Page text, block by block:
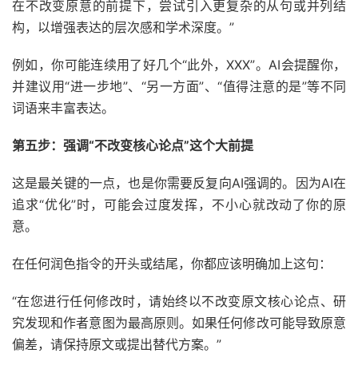
在不改变原意的前提下，尝试引入更复杂的从句或并列结
构，以增强表达的层次感和学术深度。”
例如，你可能连续用了好几个“此外，XXX”。AI会提醒你，
并建议用“进一步地”、“另一方面”、“值得注意的是”等不同
词语来丰富表达。
第五步：强调“不改变核心论点”这个大前提
这是最关键的一点，也是你需要反复向AI强调的。因为AI在
追求“优化”时，可能会过度发挥，不小心就改动了你的原
意。
在任何润色指令的开头或结尾，你都应该明确加上这句：
“在您进行任何修改时，请始终以不改变原文核心论点、研
究发现和作者意图为最高原则。如果任何修改可能导致原意
偏差，请保持原文或提出替代方案。”